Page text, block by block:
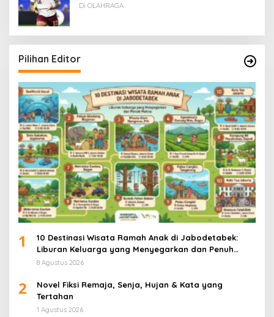
Di OLAHRAGA
Pilihan Editor
1
10 Destinasi Wisata Ramah Anak di Jabodetabek:
Liburan Keluarga yang Menyegarkan dan Penuh
Makna
8 Agustus 2026
2
Novel Fiksi Remaja, Senja, Hujan & Kata yang
Tertahan
1 Agustus 2026